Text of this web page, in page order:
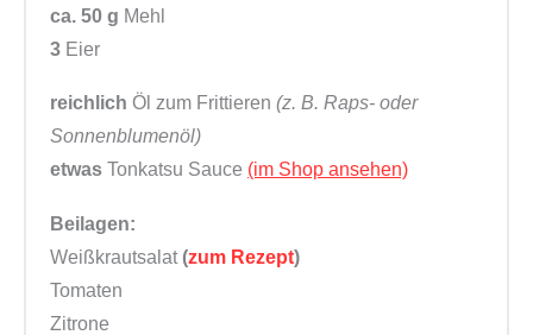
ca. 50 g Mehl
3 Eier
reichlich Öl zum Frittieren (z. B. Raps- oder
Sonnenblumenöl)
etwas Tonkatsu Sauce (im Shop ansehen)
Beilagen:
Weißkrautsalat(zum Rezept)
Tomaten
Zitrone